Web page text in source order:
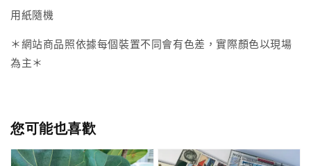
用紙隨機
＊網站商品照依據每個裝置不同會有色差，實際顏色以現場
為主＊
您可能也喜歡